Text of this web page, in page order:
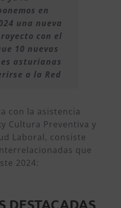
en
una nueva
con el
10 nuevas
asturianas
a la Red
con la asistencia
Cultura Preventiva y
Laboral, consiste
que
2024:
DESTACADAS